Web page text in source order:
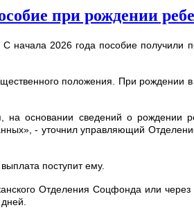
при рождении
начала 2026 года пособие получили
положения. При рождении в
на основании сведений о рождении
- уточнил управляющий
поступит ему.
Отделения Соцфонда или через